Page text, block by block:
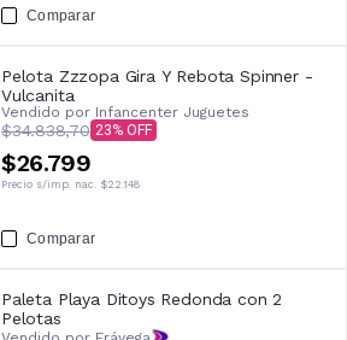
Comparar
Pelota Zzzopa Gira Y Rebota Spinner -
Vulcanita
Vendido por Infancenter Juguetes
$34.838,70 23
$26.799
Precio s/imp. nac. $22.148
Comparar
Paleta Playa Ditoys Redonda con 2
Pelotas